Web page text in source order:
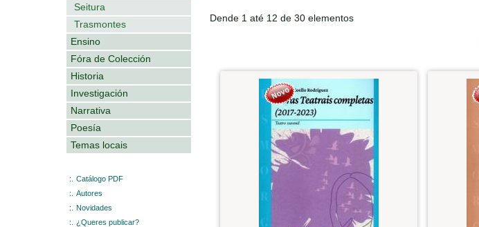
Seitura
Trasmontes
Ensino
Fóra de Colección
Historia
Investigación
Narrativa
Poesía
Temas locais
:.
Catálogo PDF
:.
Autores
:.
Novidades
:.
¿Queres publicar?
Dende 1 até 12 de 30 elementos